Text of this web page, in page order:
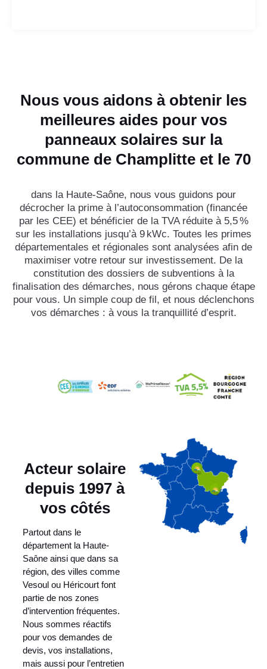
Nous vous aidons à obtenir les
meilleures aides pour vos
panneaux solaires sur la
commune de Champlitte et le 70
dans la Haute-Saône, nous vous guidons pour
décrocher la prime à l’autoconsommation (financée
par les CEE) et bénéficier de la TVA réduite à 5,5 %
sur les installations jusqu’à 9 kWc. Toutes les primes
départementales et régionales sont analysées afin de
maximiser votre retour sur investissement. De la
constitution des dossiers de subventions à la
finalisation des démarches, nous gérons chaque étape
pour vous. Un simple coup de fil, et nous déclenchons
vos démarches : à vous la tranquillité d’esprit.
Acteur solaire
depuis 1997 à
vos côtés
Partout dans le
département la Haute-
Saône ainsi que dans sa
région, des villes comme
Vesoul ou Héricourt font
partie de nos zones
d’intervention fréquentes.
Nous sommes réactifs
pour vos demandes de
devis, vos installations,
mais aussi pour l’entretien